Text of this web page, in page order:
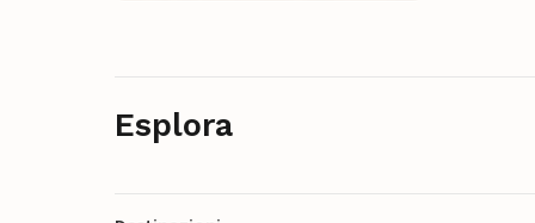
Esplora